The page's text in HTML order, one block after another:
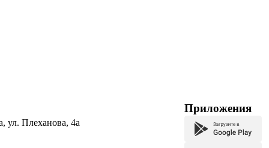
ул. Плеханова, 4а
Приложения